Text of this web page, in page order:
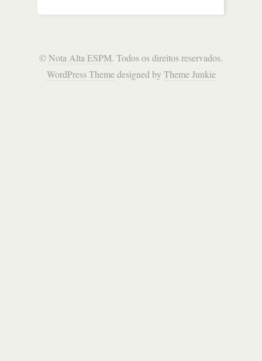
©Nota Alta ESPM. Todos os direitos reservados.
WordPress Themedesigned by Theme Junkie